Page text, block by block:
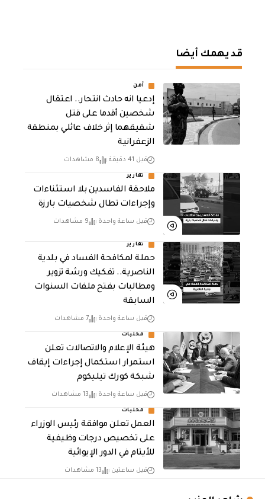
قد يهمك أيضا
أمن
إدعيا انه حادث انتحار.. اعتقال
شخصين أقدما على قتل
شقيقهما إثر خلاف عائلي بمنطقة
الزعفرانية
قبل 41 دقيقة 8 مشاهدات
تقارير
ملاحقة الفاسدين بلا استثناءات
وإجراءات تطال شخصيات بارزة
قبل ساعة واحدة 9 مشاهدات
تقارير
حملة لمكافحة الفساد في بلدية
الناصرية.. تفكيك ورشة تزوير
ومطالبات بفتح ملفات السنوات
السابقة
قبل ساعة واحدة 7 مشاهدات
محليات
هيئة الإعلام والاتصالات تعلن
استمرار استكمال إجراءات إيقاف
شبكة كورك تيليكوم
قبل ساعة واحدة 13 مشاهدات
محليات
العمل تعلن موافقة رئيس الوزراء
على تخصيص درجات وظيفية
للأيتام في الدور الإيوائية
قبل ساعتين 13 مشاهدات